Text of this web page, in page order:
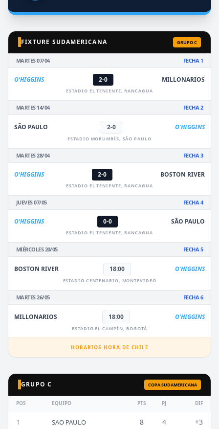
FIXTURE SUDAMERICANA GRUPO C
MARTES 07/04 FECHA 1
O'HIGGINS 2-0 MILLONARIOS
ESTADIO EL TENIENTE, RANCAGUA
MARTES 14/04 FECHA 2
SÃO PAULO 2-0 O'HIGGINS
ESTADIO MORUMBÍS, SÃO PAULO
MARTES 28/04 FECHA 3
O'HIGGINS 2-0 BOSTON RIVER
ESTADIO EL TENIENTE, RANCAGUA
JUEVES 07/05 FECHA 4
O'HIGGINS 0-0 SÃO PAULO
ESTADIO EL TENIENTE, RANCAGUA
MIÉRCOLES 20/05 FECHA 5
BOSTON RIVER 18:00 O'HIGGINS
ESTADIO CENTENARIO, MONTEVIDEO
MARTES 26/05 FECHA 6
MILLONARIOS 18:00 O'HIGGINS
ESTADIO EL CAMPÍN, BOGOTÁ
HORARIOS HORA DE CHILE
GRUPO C COPA SUDAMERICANA
POS EQUIPO PTS PJ DIF
1 SAO PAULO 8 4 +3